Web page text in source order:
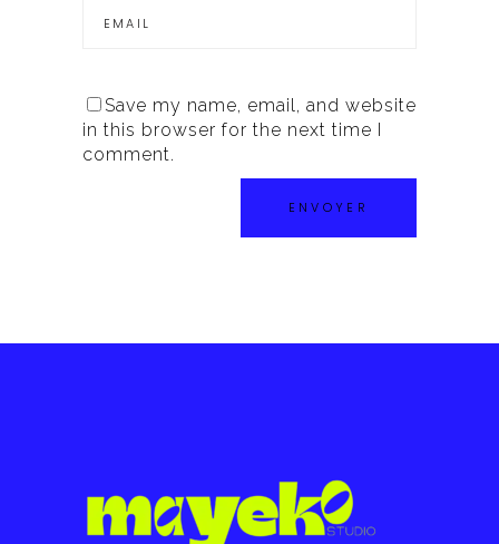
Save my name, email, and website
in this browser for the next time I
comment.